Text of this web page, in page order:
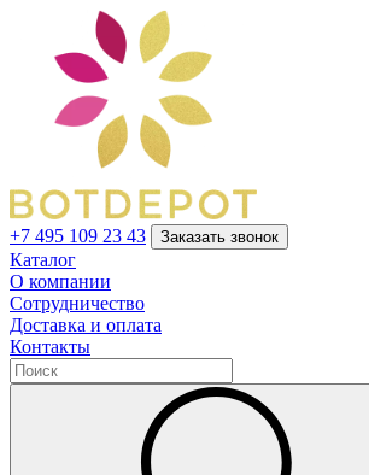
+7 495 109 23 43 Заказать звонок
Каталог
О компании
Сотрудничество
Доставка и оплата
Контакты